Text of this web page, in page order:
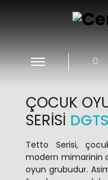
ÇOCUK
SERISI
Tetto Serisi,
modern mimarinin
oyun grubudur.